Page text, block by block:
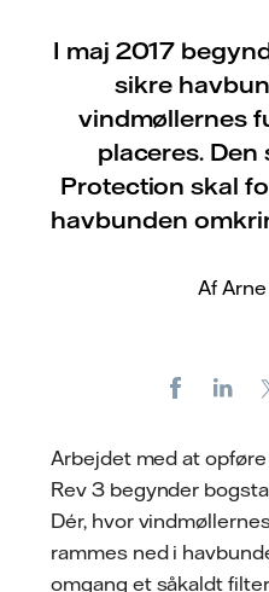
I maj 2017
sikre
vindmøllernes
placeres.
Protection skal
havbunden
Af
Arbejdet med at
Rev 3 begynder
Dér, hvor
rammes ned i
omgang et såkaldt